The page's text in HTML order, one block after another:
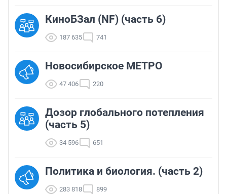
КиноБЗал (NF) (часть 6)
187 635 741
Новосибирское МЕТРО
47 406 220
Дозор глобального потепления
(часть 5)
34 596 651
Политика и биология. (часть 2)
283 818 899